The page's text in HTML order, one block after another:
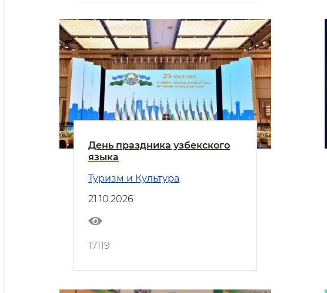
День праздника узбекского
языка
Туризм и Культура
21.10.2026
17119